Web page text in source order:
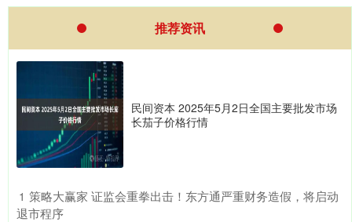
推荐资讯
民间资本 2025年5月2日全国主要批发市场
长茄子价格行情
1 ​策略大赢家 证监会重拳出击！东方通严重财务造假，将启动
退市程序